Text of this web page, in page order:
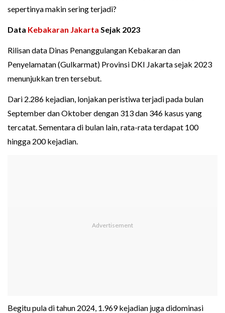
sepertinya makin sering terjadi?
Data Kebakaran Jakarta Sejak 2023
Rilisan data Dinas Penanggulangan Kebakaran dan
Penyelamatan (Gulkarmat) Provinsi DKI Jakarta sejak 2023
menunjukkan tren tersebut.
Dari 2.286 kejadian, lonjakan peristiwa terjadi pada bulan
September dan Oktober dengan 313 dan 346 kasus yang
tercatat. Sementara di bulan lain, rata-rata terdapat 100
hingga 200 kejadian.
Begitu pula di tahun 2024, 1.969 kejadian juga didominasi